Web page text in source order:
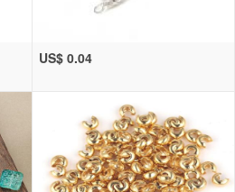
US$ 0.04